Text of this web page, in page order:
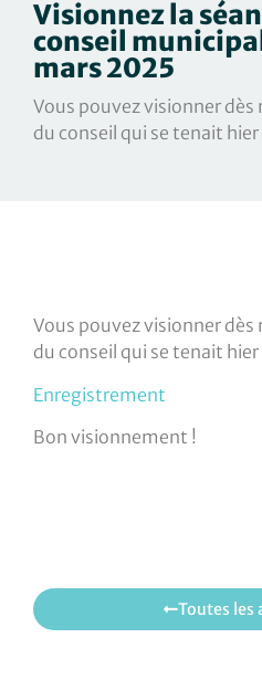
Visionnez la
conseil
mars 2025
Vous pouvez visionner
du conseil qui se tenait hier
Vous pouvez visionner
du conseil qui se tenait hier
Enregistrement
Bon visionnement !
Toutes les